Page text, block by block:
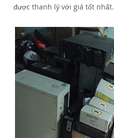
được thanh lý với giá tốt nhất.